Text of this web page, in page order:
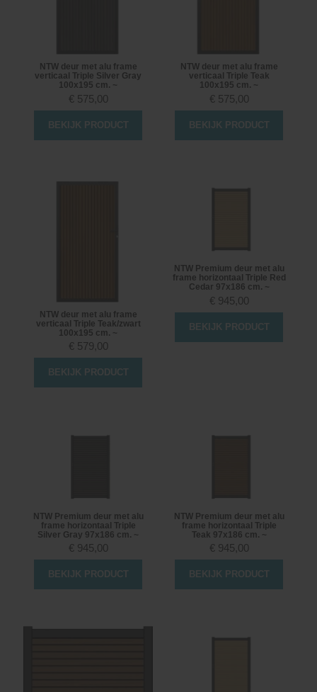
NTW deur met alu frame
verticaal Triple Silver Gray
100x195 cm. ~
€ 575,00
BEKIJK PRODUCT
NTW deur met alu frame
verticaal Triple Teak
100x195 cm. ~
€ 575,00
BEKIJK PRODUCT
NTW deur met alu frame
verticaal Triple Teak/zwart
100x195 cm. ~
€ 579,00
BEKIJK PRODUCT
NTW Premium deur met alu
frame horizontaal Triple Red
Cedar 97x186 cm. ~
€ 945,00
BEKIJK PRODUCT
NTW Premium deur met alu
frame horizontaal Triple
Silver Gray 97x186 cm. ~
€ 945,00
BEKIJK PRODUCT
NTW Premium deur met alu
frame horizontaal Triple
Teak 97x186 cm. ~
€ 945,00
BEKIJK PRODUCT